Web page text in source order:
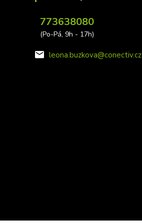
773638080
(Po-Pá, 9h - 17h)
leona.buzkova@conectiv.cz